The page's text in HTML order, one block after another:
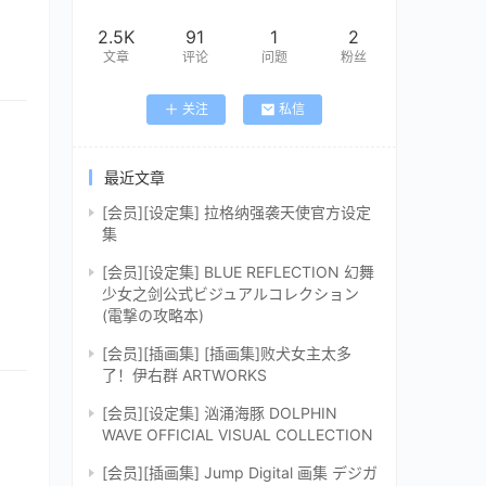
2.5K
文章
91
评论
1
问题
2
粉丝
关注 私信
最近文章
[会员][设定集] 拉格纳强袭天使官方设定
集
[会员][设定集] BLUE REFLECTION 幻舞
少女之剑公式ビジュアルコレクション
(電撃の攻略本)
[会员][插画集] [插画集]败犬女主太多
了！伊右群 ARTWORKS
[会员][设定集] 汹涌海豚 DOLPHIN
WAVE OFFICIAL VISUAL COLLECTION
[会员][插画集] Jump Digital 画集 デジガ